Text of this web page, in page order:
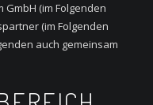
(im Folgenden
(im Folgenden
auch gemeinsam